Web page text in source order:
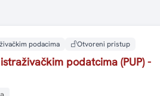
podacima Otvoreni pristup
podatcima (PUP) -